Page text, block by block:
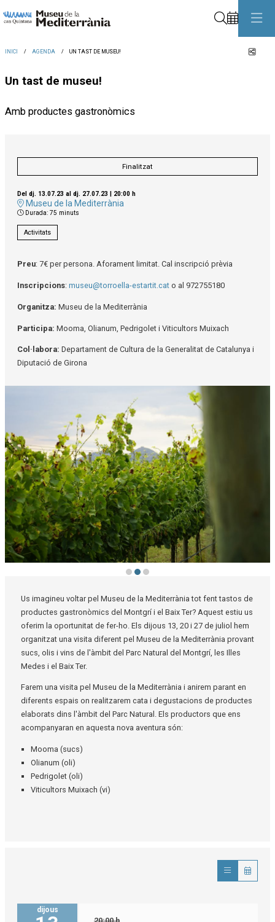
INICI AGENDA UN TAST DE MUSEU!
Un tast de museu!
Amb productes gastronòmics
Finalitzat
Del dj. 13.07.23 al dj. 27.07.23 | 20:00 h
Museu de la Mediterrània
Durada: 75 minuts
Activitats
Preu: 7€ per persona. Aforament limitat. Cal inscripció prèvia
Inscripcions: museu@torroella-estartit.cat o al 972755180
Organitza: Museu de la Mediterrània
Participa: Mooma, Olianum, Pedrigolet i Viticultors Muixach
Col·labora: Departament de Cultura de la Generalitat de Catalunya i
Diputació de Girona
Us imagineu voltar pel Museu de la Mediterrània tot fent tastos de
productes gastronòmics del Montgrí i el Baix Ter? Aquest estiu us
oferim la oportunitat de fer-ho. Els dijous 13, 20 i 27 de juliol hem
organitzat una visita diferent pel Museu de la Mediterrània provant
sucs, olis i vins de l'àmbit del Parc Natural del Montgrí, les Illes
Medes i el Baix Ter.
Farem una visita pel Museu de la Mediterrània i anirem parant en
diferents espais on realitzarem cata i degustacions de productes
elaborats dins l'àmbit del Parc Natural. Els productors que ens
acompanyaran en aquesta nova aventura són:
Mooma (sucs)
Olianum (oli)
Pedrigolet (oli)
Viticultors Muixach (vi)
dijous